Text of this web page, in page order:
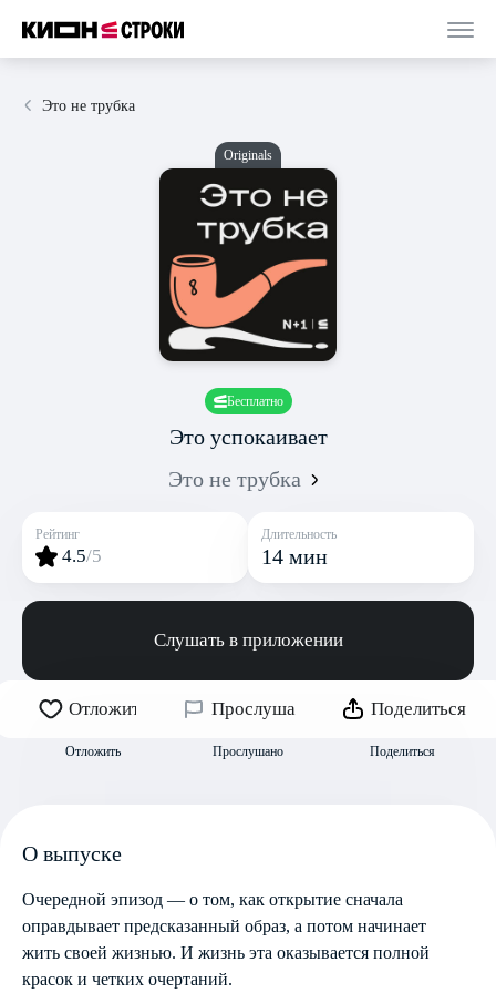
Это не трубка
Originals
Бесплатно
Это успокаивает
Это не трубка
Рейтинг
4.5/5
Длительность
14 мин
Слушать в приложении
Отложить
Отложить
Прослушано
Прослушано
Поделиться
Поделиться
О выпуске
Очередной эпизод — о том, как открытие сначала
оправдывает предсказанный образ, а потом начинает
жить своей жизнью. И жизнь эта оказывается полной
красок и четких очертаний.